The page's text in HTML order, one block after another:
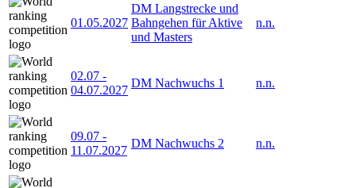
01.05.2027
DM Langstrecke und
Bahngehen für Aktive
und Masters
n.n.
02.07 -
04.07.2027
DM Nachwuchs 1 n.n.
09.07 -
11.07.2027
DM Nachwuchs 2 n.n.